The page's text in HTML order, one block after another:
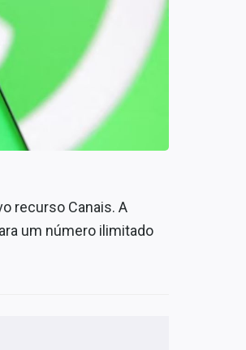
recurso Canais. A
um número ilimitado